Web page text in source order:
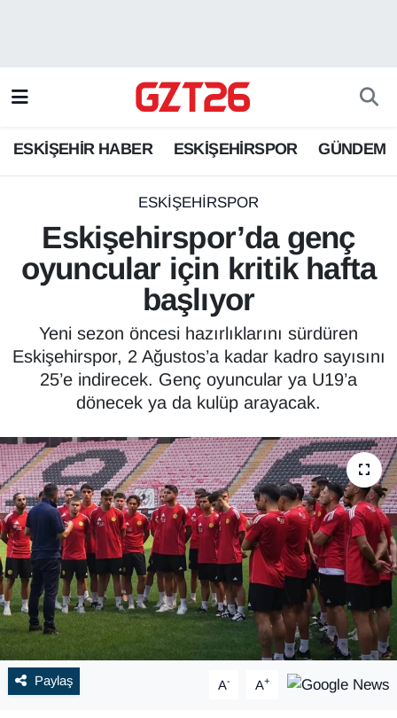
ESKİŞEHİR HABER ESKİŞEHİRSPOR GÜNDEM
ESKİŞEHİRSPOR
Eskişehirspor’da genç
oyuncular için kritik hafta
başlıyor
Yeni sezon öncesi hazırlıklarını sürdüren
Eskişehirspor, 2 Ağustos’a kadar kadro sayısını
25’e indirecek. Genç oyuncular ya U19’a
dönecek ya da kulüp arayacak.
Paylaş A- A+
ESKİŞEHİRSPOR
GÜNDEM
Odunpazarı Trafik Yoğunluk Haritası
Süper Lig Puan Durumu ve Fikstür
Tüm Manşetler
Son Dakika Haberleri